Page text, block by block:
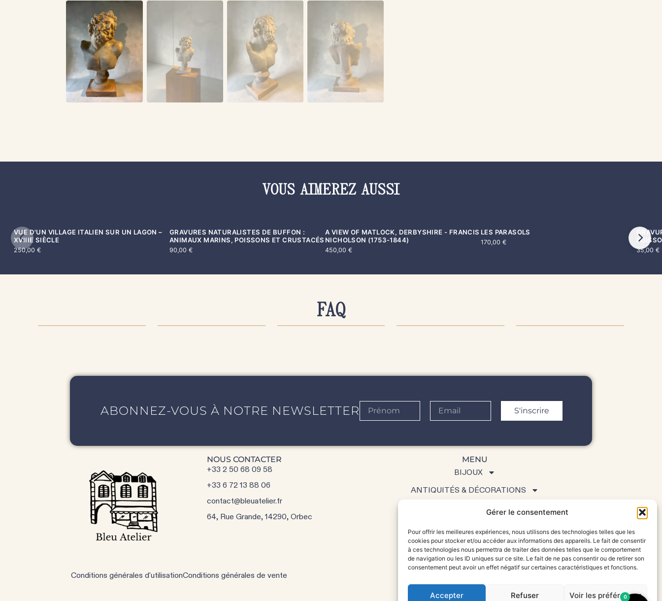
Gérer le consentement
Pour offrir les meilleures expériences, nous utilisons des technologies telles que les
cookies pour stocker et/ou accéder aux informations des appareils. Le fait de consentir
à ces technologies nous permettra de traiter des données telles que le comportement
de navigation ou les ID uniques sur ce site. Le fait de ne pas consentir ou de retirer son
consentement peut avoir un effet négatif sur certaines caractéristiques et fonctions.
Accepter Refuser Voir les préférences
VOUS AIMEREZ AUSSI
VENDU
VUE D'UN VILLAGE ITALIEN SUR UN LAGON –
XVIIIE SIÈCLE
250,00 €
VENDU
GRAVURES NATURALISTES DE BUFFON :
ANIMAUX MARINS, POISSONS ET CRUSTACÉS
90,00 €
A VIEW OF MATLOCK, DERBYSHIRE - FRANCIS
NICHOLSON (1753-1844)
450,00 €
LES PARASOLS
170,00 €
35,00 €
FAQ
PAIEMENT
ABONNEZ-VOUS À NOTRE NEWSLETTER S'inscrire
NOUS CONTACTER
+33 2 50 68 09 58
+33 6 72 13 88 06
contact@bleuatelier.fr
64, Rue Grande, 14290, Orbec
MENU
BIJOUX
ANTIQUITÉS & DÉCORATIONS
GALERIE D’ART
Conditions générales d'utilisationConditions générales de vente
©
0